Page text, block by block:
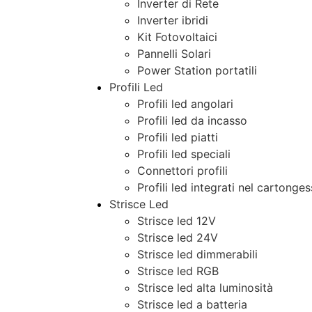
Inverter di Rete
Inverter ibridi
Kit Fotovoltaici
Pannelli Solari
Power Station portatili
Profili Led
Profili led angolari
Profili led da incasso
Profili led piatti
Profili led speciali
Connettori profili
Profili led integrati nel
Strisce Led
Strisce led 12V
Strisce led 24V
Strisce led dimmerabili
Strisce led RGB
Strisce led alta luminosità
Strisce led a batteria